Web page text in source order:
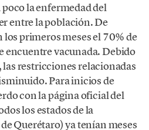
la enfermedad del
entre la población. De
los primeros meses el 70% de
encuentre vacunada. Debido
las restricciones relacionadas
Para inicios de
con la página oficial del
los estados de la
Querétaro) ya tenían meses